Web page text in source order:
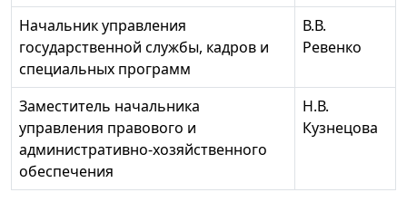
Начальник управления
государственной службы, кадров и
специальных программ
В.В.
Ревенко
Заместитель начальника
управления правового и
административно-хозяйственного
обеспечения
Н.В.
Кузнецова